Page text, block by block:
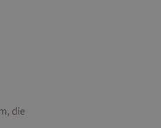
die